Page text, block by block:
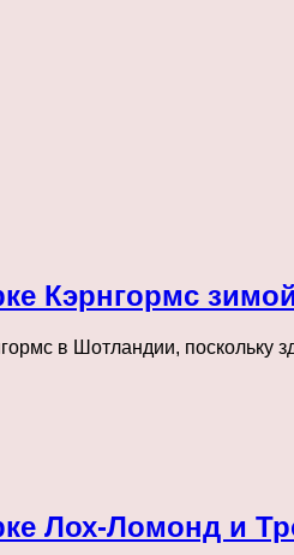
Кэрнгормс зимой
в Шотландии,
Лох-Ломонд и